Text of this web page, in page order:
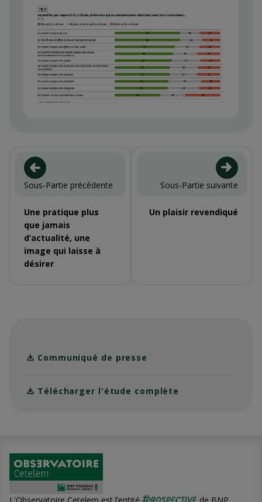
Sous-Partie précédente
Une pratique plus
que jamais
d’actualité, une
image qui laisse à
désirer
Sous-Partie suivante
Un plaisir revendiqué
Communiqué de presse
Télécharger l'étude complète